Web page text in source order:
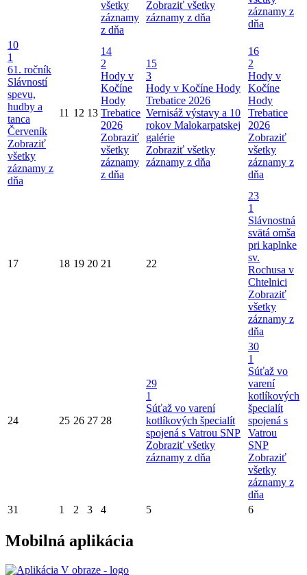
všetky
záznamy
z dňa
Zobraziť všetky
záznamy z dňa
záznamy z
dňa
10
1
61. ročník
Slávností
spevu,
hudby a
tanca
Červeník
Zobraziť
všetky
záznamy z
dňa
11 12 13
14
2
Hody v
Kočíne
Hody
Trebatice
2026
Zobraziť
všetky
záznamy
z dňa
15
3
Hody v Kočíne Hody
Trebatice 2026
Vernisáž výstavy a 10
rokov Malokarpatskej
galérie
Zobraziť všetky
záznamy z dňa
16
2
Hody v
Kočíne
Hody
Trebatice
2026
Zobraziť
všetky
záznamy z
dňa
17 18 19 20 21 22
23
1
Slávnostná
svätá omša
pri kaplnke
sv.
Rochusa v
Chtelnici
Zobraziť
všetky
záznamy z
dňa
24 25 26 27 28
29
1
Súťaž vo varení
kotlíkových špecialít
spojená s Vatrou SNP
Zobraziť všetky
záznamy z dňa
30
1
Súťaž vo
varení
kotlíkových
špecialít
spojená s
Vatrou
SNP
Zobraziť
všetky
záznamy z
dňa
31
1 2 3 4 5 6
Mobilná aplikácia